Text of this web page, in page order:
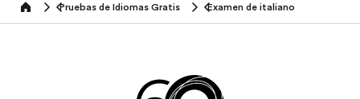
Home Pruebas de Idiomas Gratis Examen de italiano